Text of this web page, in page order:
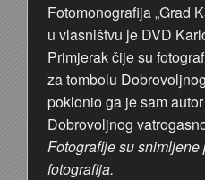
Fotomonografija „Grad
u vlasništvu je DVD
Primjerak čije su
za tombolu
poklonio ga je sam
Dobrovoljnog
Fotografije su
fotografija.